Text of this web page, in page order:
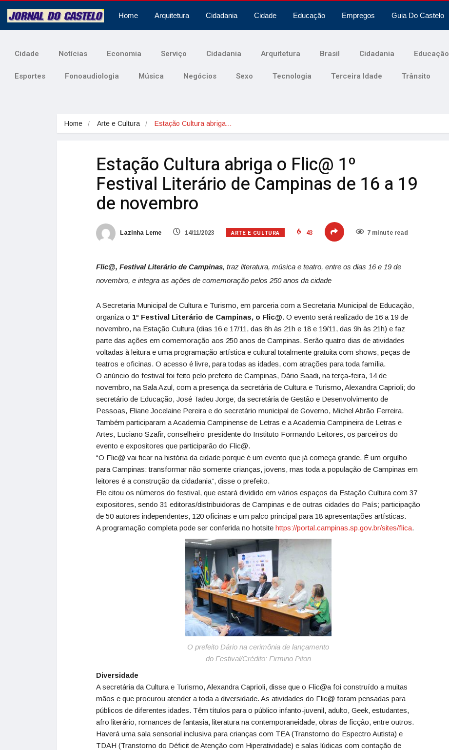
Home Arquitetura Cidadania Cidade Educação Empregos Guia Do Castelo
Cidade Notícias Economia Serviço Cidadania Arquitetura Brasil Cidadania Educação
Esportes Fonoaudiologia Música Negócios Sexo Tecnologia Terceira Idade Trânsito
Home Arte e Cultura Estação Cultura abriga…
Estação Cultura abriga o Flic@ 1º
Festival Literário de Campinas de 16 a 19
de novembro
Lazinha Leme 14/11/2023 ARTE E CULTURA 43 7 minute read
Flic@, Festival Literário de Campinas, traz literatura, música e teatro, entre os dias 16 e 19 de
novembro, e integra as ações de comemoração pelos 250 anos da cidade
A Secretaria Municipal de Cultura e Turismo, em parceria com a Secretaria Municipal de Educação,
organiza o 1º Festival Literário de Campinas, o Flic@. O evento será realizado de 16 a 19 de
novembro, na Estação Cultura (dias 16 e 17/11, das 8h às 21h e 18 e 19/11, das 9h às 21h) e faz
parte das ações em comemoração aos 250 anos de Campinas. Serão quatro dias de atividades
voltadas à leitura e uma programação artística e cultural totalmente gratuita com shows, peças de
teatros e oficinas. O acesso é livre, para todas as idades, com atrações para toda família.
O anúncio do festival foi feito pelo prefeito de Campinas, Dário Saadi, na terça-feira, 14 de
novembro, na Sala Azul, com a presença da secretária de Cultura e Turismo, Alexandra Caprioli; do
secretário de Educação, José Tadeu Jorge; da secretária de Gestão e Desenvolvimento de
Pessoas, Eliane Jocelaine Pereira e do secretário municipal de Governo, Michel Abrão Ferreira.
Também participaram a Academia Campinense de Letras e a Academia Campineira de Letras e
Artes, Luciano Szafir, conselheiro-presidente do Instituto Formando Leitores, os parceiros do
evento e expositores que participarão do Flic@.
“O Flic@ vai ficar na história da cidade porque é um evento que já começa grande. É um orgulho
para Campinas: transformar não somente crianças, jovens, mas toda a população de Campinas em
leitores é a construção da cidadania”, disse o prefeito.
Ele citou os números do festival, que estará dividido em vários espaços da Estação Cultura com 37
expositores, sendo 31 editoras/distribuidoras de Campinas e de outras cidades do País; participação
de 50 autores independentes, 120 oficinas e um palco principal para 18 apresentações artísticas.
A programação completa pode ser conferida no hotsite https://portal.campinas.sp.gov.br/sites/flica.
O prefeito Dário na cerimônia de lançamento
do Festival/Crédito: Firmino Piton
Diversidade
A secretária da Cultura e Turismo, Alexandra Caprioli, disse que o Flic@a foi construído a muitas
mãos e que procurou atender a toda a diversidade. As atividades do Flic@ foram pensadas para
públicos de diferentes idades. Têm títulos para o público infanto-juvenil, adulto, Geek, estudantes,
afro literário, romances de fantasia, literatura na contemporaneidade, obras de ficção, entre outros.
Haverá uma sala sensorial inclusiva para crianças com TEA (Transtorno do Espectro Autista) e
TDAH (Transtorno do Déficit de Atenção com Hiperatividade) e salas lúdicas com contação de